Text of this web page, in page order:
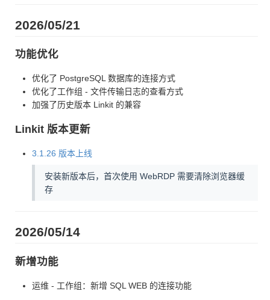
2026/05/21
功能优化
优化了 PostgreSQL 数据库的连接方式
优化了工作组 - 文件传输日志的查看方式
加强了历史版本 Linkit 的兼容
Linkit 版本更新
3.1.26 版本上线
安装新版本后，首次使用 WebRDP 需要清除浏览器缓
存
2026/05/14
新增功能
运维 - 工作组：新增 SQL WEB 的连接功能